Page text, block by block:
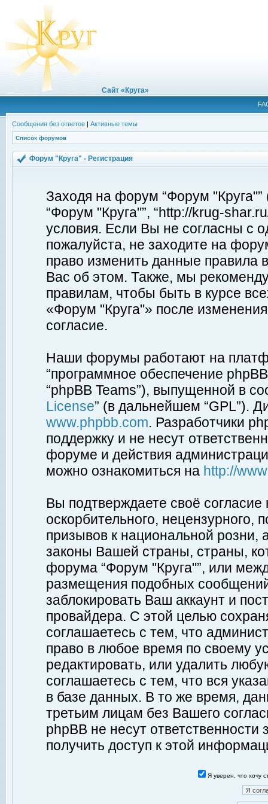
Сайт «Круга»
Сообщения без ответов | Активные темы
Список форумов
Форум "Круга" - Регистрация
Заходя на форум “Форум
“Форум "Круга"”, “http://krug-
условия. Если Вы не согласны с
пожалуйста, не заходите на
право изменить данные правила
Вас об этом. Также, мы
правилам, чтобы быть в курсе
«Форум "Круга"» после
согласие.
Наши форумы работают на
“программное обеспечение
“phpBB Teams”), выпущенной в
License” (в дальнейшем “GPL”).
www.phpbb.com. Разработчики
поддержку и не несут
форуме и действия
можно ознакомиться на http://
Вы подтверждаете своё
оскорбительного, нецензурного,
призывов к национальной
законы Вашей страны, страны,
форума “Форум "Круга"”, или
размещения подобных
заблокировать Ваш аккаунт и
провайдера. С этой целью
соглашаетесь с тем, что
право в любое время по своему
редактировать, или удалить
соглашаетесь с тем, что вся
в базе данных. В то же время,
третьим лицам без Вашего
phpBB не несут ответственности
получить доступ к этой
Я уверен, что хочу